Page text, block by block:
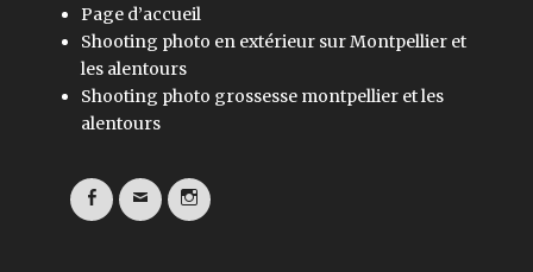
Page d’accueil
Shooting photo en extérieur sur Montpellier et
les alentours
Shooting photo grossesse montpellier et les
alentours
FacebookEmail Instagram